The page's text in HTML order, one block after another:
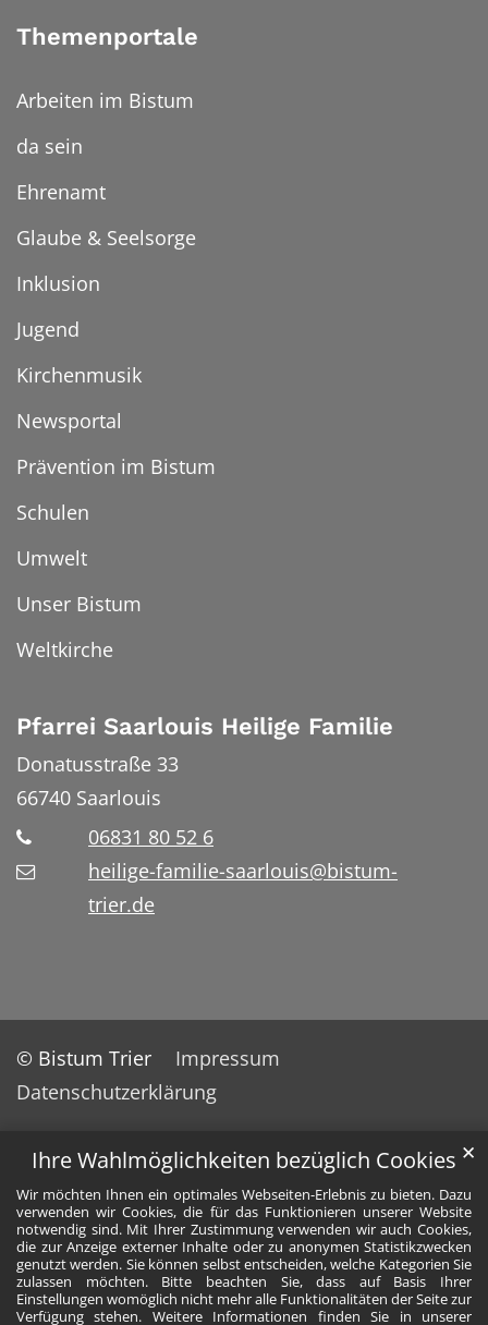
Ihre Wahlmöglichkeiten bezüglich Cookies
Wir möchten Ihnen ein optimales Webseiten-Erlebnis zu bieten. Dazu
verwenden wir Cookies, die für das Funktionieren unserer Website
notwendig sind. Mit Ihrer Zustimmung verwenden wir auch Cookies,
die zur Anzeige externer Inhalte oder zu anonymen Statistikzwecken
genutzt werden. Sie können selbst entscheiden, welche Kategorien Sie
zulassen möchten. Bitte beachten Sie, dass auf Basis Ihrer
Einstellungen womöglich nicht mehr alle Funktionalitäten der Seite zur
Verfügung stehen. Weitere Informationen finden Sie in unserer
✕
Themenportale
Arbeiten im Bistum
da sein
Ehrenamt
Glaube & Seelsorge
Inklusion
Jugend
Kirchenmusik
Newsportal
Prävention im Bistum
Schulen
Umwelt
Unser Bistum
Weltkirche
Pfarrei Saarlouis Heilige Familie
Donatusstraße 33
66740 Saarlouis
06831 80 52 6
heilige-familie-saarlouis@bistum-
trier.de
© Bistum Trier
Impressum
Datenschutzerklärung